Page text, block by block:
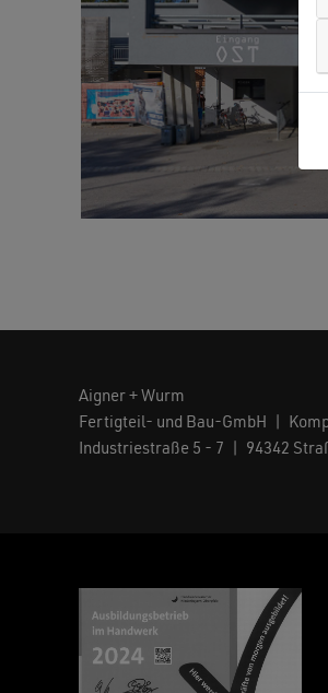
Aigner + Wurm
Fertigteil- und Bau-GmbH |
Industriestraße 5 - 7 | 94342